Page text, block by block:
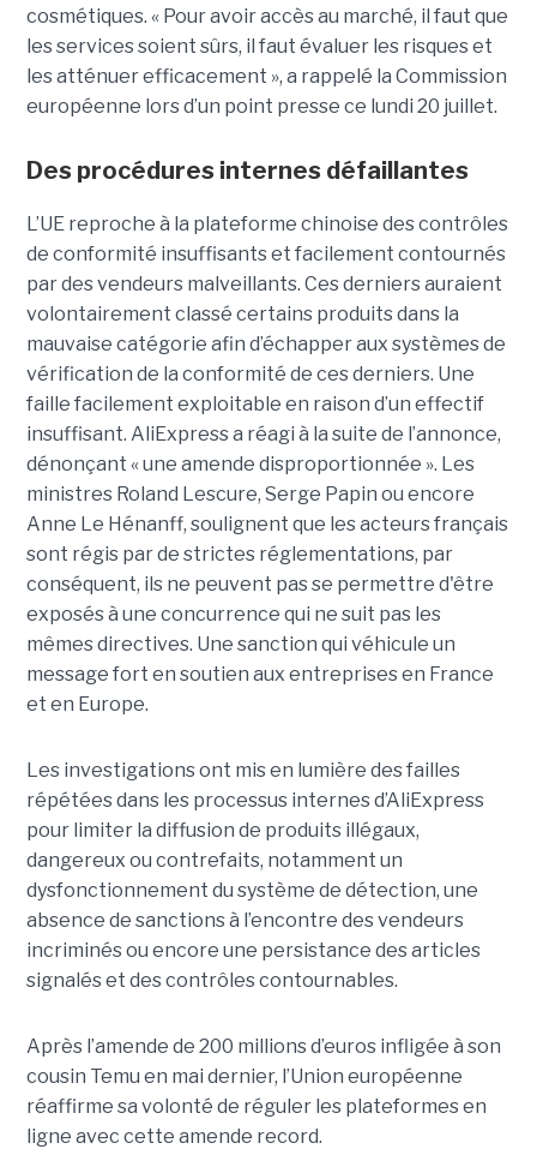
cosmétiques. « Pour avoir accès au marché, il faut que
les services soient sûrs, il faut évaluer les risques et
les atténuer efficacement », a rappelé la Commission
européenne lors d’un point presse ce lundi 20 juillet.
Des procédures internes défaillantes
L’UE reproche à la plateforme chinoise des contrôles
de conformité insuffisants et facilement contournés
par des vendeurs malveillants. Ces derniers auraient
volontairement classé certains produits dans la
mauvaise catégorie afin d’échapper aux systèmes de
vérification de la conformité de ces derniers. Une
faille facilement exploitable en raison d’un effectif
insuffisant. AliExpress a réagi à la suite de l’annonce,
dénonçant « une amende disproportionnée ». Les
ministres Roland Lescure, Serge Papin ou encore
Anne Le Hénanff, soulignent que les acteurs français
sont régis par de strictes réglementations, par
conséquent, ils ne peuvent pas se permettre d'être
exposés à une concurrence qui ne suit pas les
mêmes directives. Une sanction qui véhicule un
message fort en soutien aux entreprises en France
et en Europe.
Les investigations ont mis en lumière des failles
répétées dans les processus internes d’AliExpress
pour limiter la diffusion de produits illégaux,
dangereux ou contrefaits, notamment un
dysfonctionnement du système de détection, une
absence de sanctions à l’encontre des vendeurs
incriminés ou encore une persistance des articles
signalés et des contrôles contournables.
Après l’amende de 200 millions d’euros infligée à son
cousin Temu en mai dernier, l’Union européenne
réaffirme sa volonté de réguler les plateformes en
ligne avec cette amende record.